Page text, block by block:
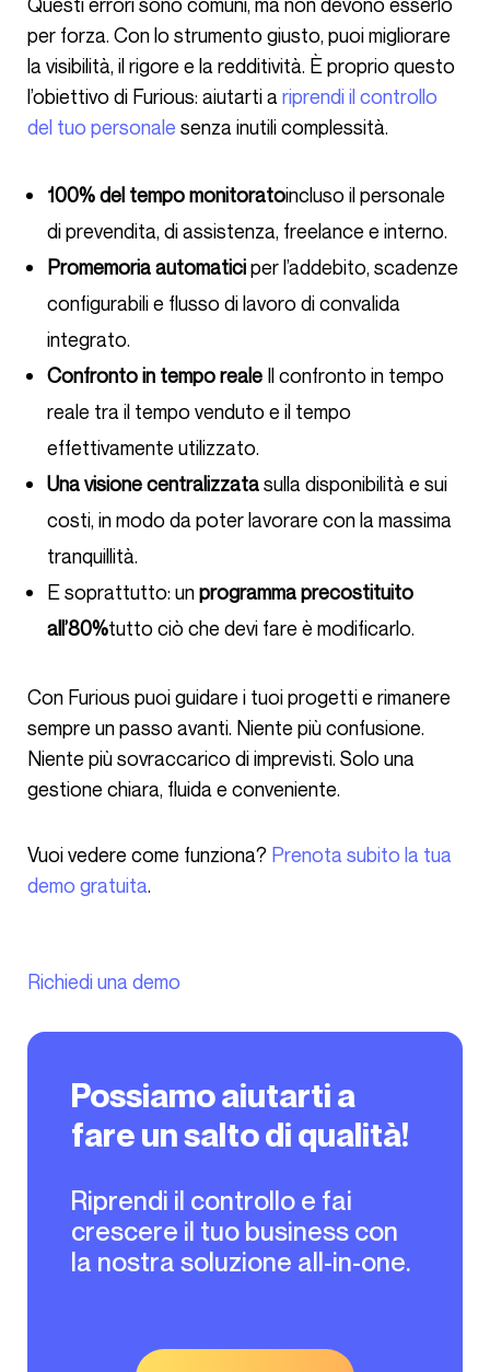
Possiamo aiutarti a
fare un salto di qualità!
Riprendi il controllo e fai
crescere il tuo business con
la nostra soluzione all-in-one.
per forza. Con lo strumento giusto, puoi migliorare
la visibilità, il rigore e la redditività. È proprio questo
l’obiettivo di Furious: aiutarti a riprendi il controllo
del tuo personale senza inutili complessità.
100% del tempo monitoratoincluso il personale
di prevendita, di assistenza, freelance e interno.
Promemoria automaticiper l’addebito, scadenze
configurabili e flusso di lavoro di convalida
integrato.
Confronto in tempo reale Il confronto in tempo
reale tra il tempo venduto e il tempo
effettivamente utilizzato.
Una visione centralizzatasulla disponibilità e sui
costi, in modo da poter lavorare con la massima
tranquillità.
E soprattutto: unprogramma precostituito
all’80%tutto ciò che devi fare è modificarlo.
Con Furious puoi guidare i tuoi progetti e rimanere
sempre un passo avanti. Niente più confusione.
Niente più sovraccarico di imprevisti. Solo una
gestione chiara, fluida e conveniente.
Vuoi vedere come funziona? Prenota subito la tua
demo gratuita.
Richiedi una demo